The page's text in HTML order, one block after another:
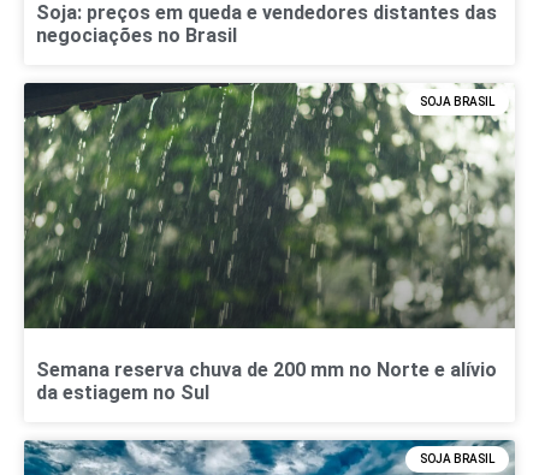
Soja: preços em queda e vendedores distantes das
negociações no Brasil
SOJA BRASIL
Semana reserva chuva de 200 mm no Norte e alívio
da estiagem no Sul
SOJA BRASIL